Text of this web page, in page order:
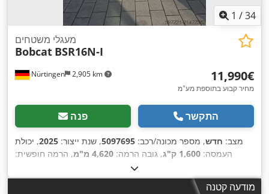
1 /34
Nürtingen 2,905 km
מעגלי משטחים
Bobcat BSR16N-I
‏11,990 ‏€
מחיר קבוע בתוספת מע"מ
פנה התקשר
מצב: חדש, מספר מכונה/רכב: 5097695, שנת ייצור: 2025, יכולת
העמסה: 1,600 ק"ג , גובה הרמה: 4,620 מ"מ
, הרמה חופשית:
600 מ"מ
טריפלקס, גובה בנייה:2,120 מ"מ , מתח סוללה: 25.6 V, אורך
מודעה קטנה